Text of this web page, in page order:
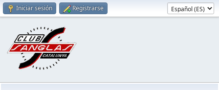
Iniciar sesión Registrarse